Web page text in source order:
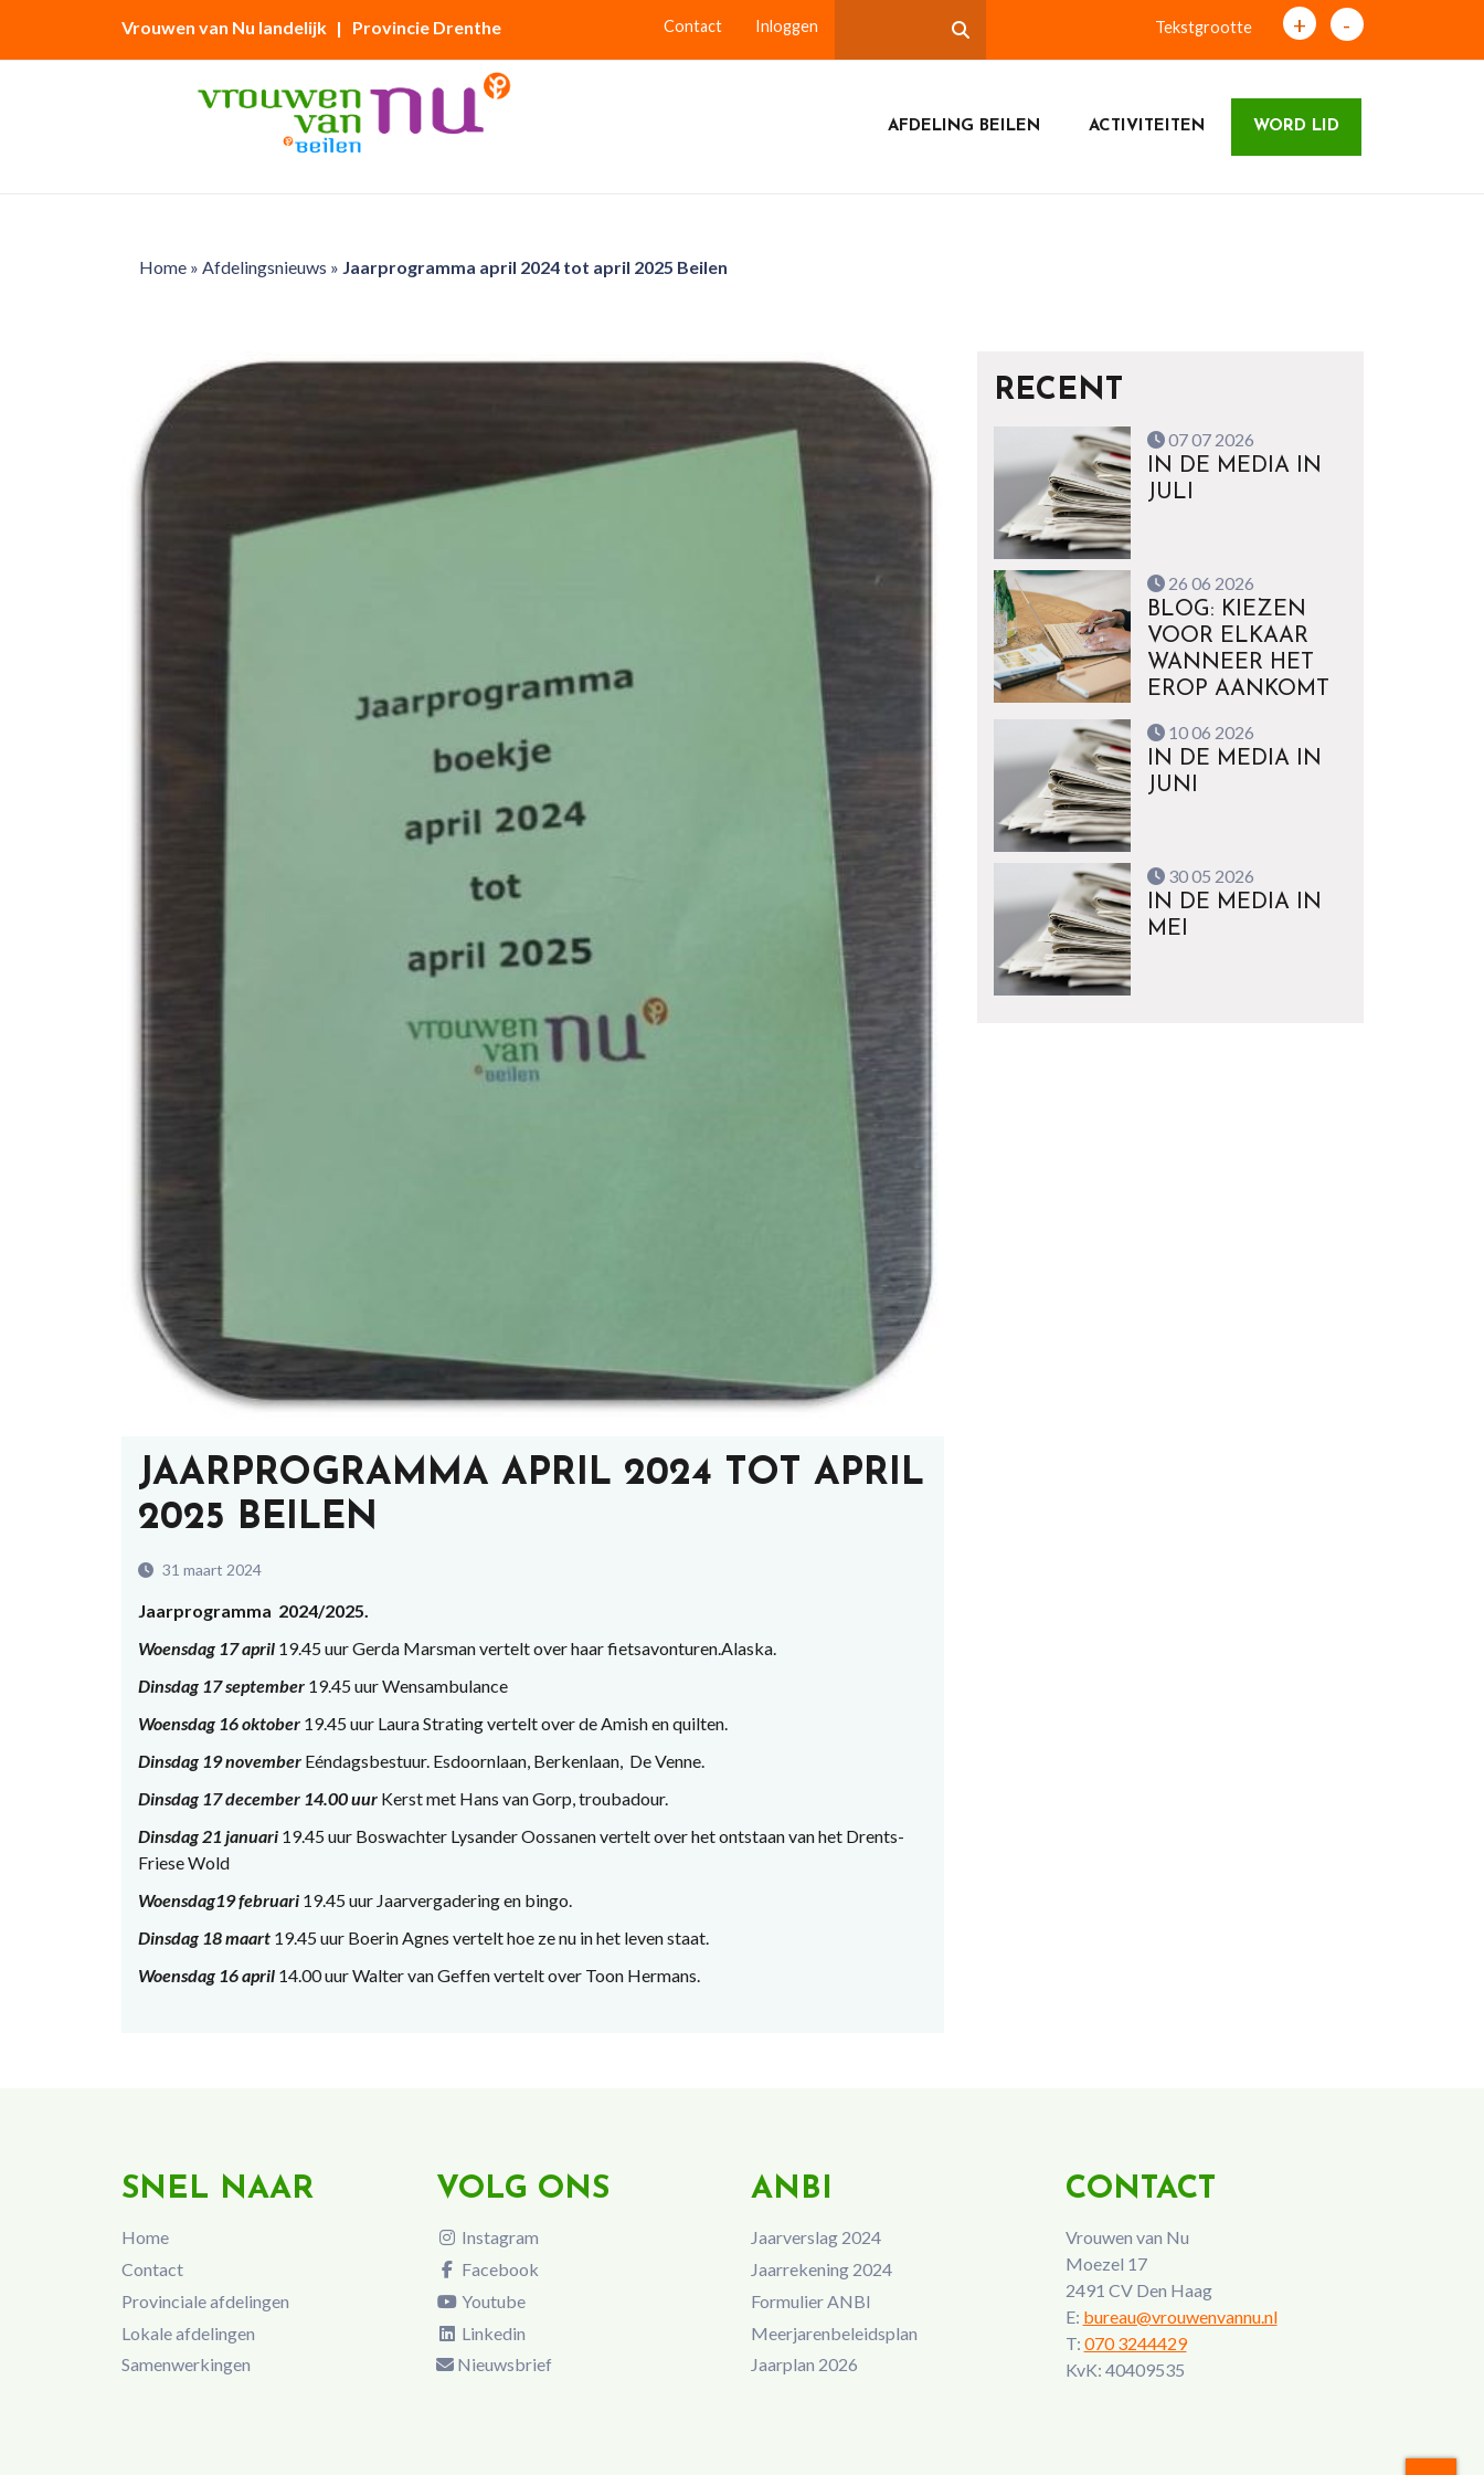
Vrouwen van Nu landelijk | Provincie Drenthe Contact Inloggen Tekstgrootte + -
AFDELING BEILEN ACTIVITEITEN WORD LID
Home» Afdelingsnieuws » Jaarprogramma april 2024 tot april 2025 Beilen
JAARPROGRAMMA APRIL 2024 TOT APRIL
2025 BEILEN
31 maart 2024
Jaarprogramma 2024/2025.
Woensdag 17 april19.45 uur Gerda Marsman vertelt over haar fietsavonturen.Alaska.
Dinsdag 17 september19.45 uur Wensambulance
Woensdag 16 oktober19.45 uur Laura Strating vertelt over de Amish en quilten.
Dinsdag 19 novemberEéndagsbestuur. Esdoornlaan, Berkenlaan, De Venne.
Dinsdag 17 december 14.00 uurKerst met Hans van Gorp, troubadour.
Dinsdag 21 januari19.45 uur Boswachter Lysander Oossanen vertelt over het ontstaan van het Drents-
Friese Wold
Woensdag19 februari19.45 uur Jaarvergadering en bingo.
Dinsdag 18 maart19.45 uur Boerin Agnes vertelt hoe ze nu in het leven staat.
Woensdag 16 april14.00 uur Walter van Geffen vertelt over Toon Hermans.
RECENT
07 07 2026
IN DE MEDIA IN
JULI
26 06 2026
BLOG: KIEZEN
VOOR ELKAAR
WANNEER HET
EROP AANKOMT
10 06 2026
IN DE MEDIA IN
JUNI
30 05 2026
IN DE MEDIA IN
MEI
SNEL NAAR
Home
Contact
Provinciale afdelingen
Lokale afdelingen
Samenwerkingen
VOLG ONS
Instagram
Facebook
Youtube
Linkedin
Nieuwsbrief
ANBI
Jaarverslag 2024
Jaarrekening 2024
Formulier ANBI
Meerjarenbeleidsplan
Jaarplan 2026
CONTACT
Vrouwen van Nu
Moezel 17
2491 CV Den Haag
E: bureau@vrouwenvannu.nl
T: 070 3244429
KvK: 40409535